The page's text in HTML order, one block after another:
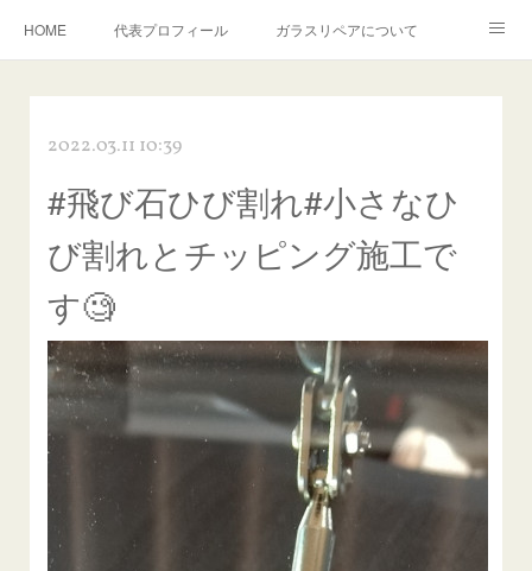
HOME 代表プロフィール ガラスリペアについて
飛び石施工料金について
当店へのアクセス 建築ガラスキズ取り・研磨・磨き
【プロ使用】フッ素系ガラストリートメント『アクアペル』
当店の良心的価格の理由について
欧州車モールの白サビやシミを落とす！
飛び石ひび割れでヒビ先が伸びた場合は？
2022.03.11 10:39
#飛び石ひび割れ#小さなひ
び割れとチッピング施工で
す🧐